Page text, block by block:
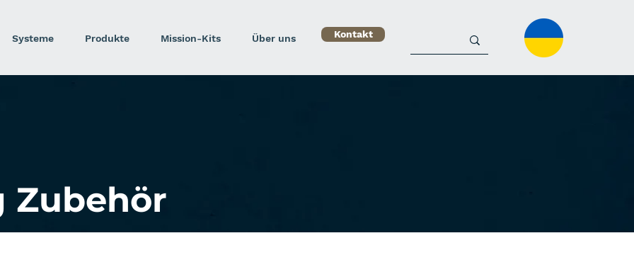
Systeme Produkte Mission-Kits Über uns Kontakt
Zubehör